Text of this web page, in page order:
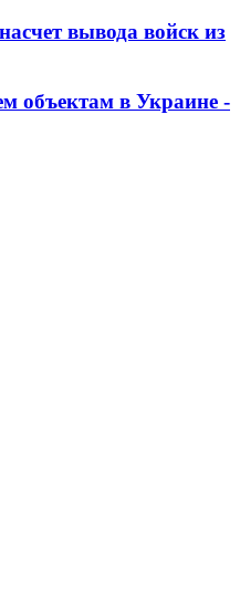
вывода войск из
объектам в Украине -